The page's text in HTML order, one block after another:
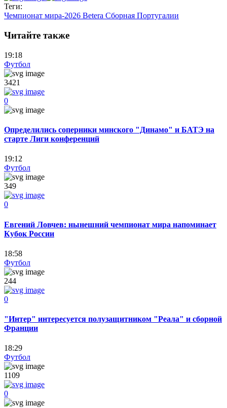
Теги:
Чемпионат мира-2026 Betera Сборная Португалии
Читайте также
19:18
Футбол
3421
0
Определились соперники минского "Динамо" и БАТЭ на
старте Лиги конференций
19:12
Футбол
349
0
Евгений Ловчев: нынешний чемпионат мира напоминает
Кубок России
18:58
Футбол
244
0
"Интер" интересуется полузащитником "Реала" и сборной
Франции
18:29
Футбол
1109
0